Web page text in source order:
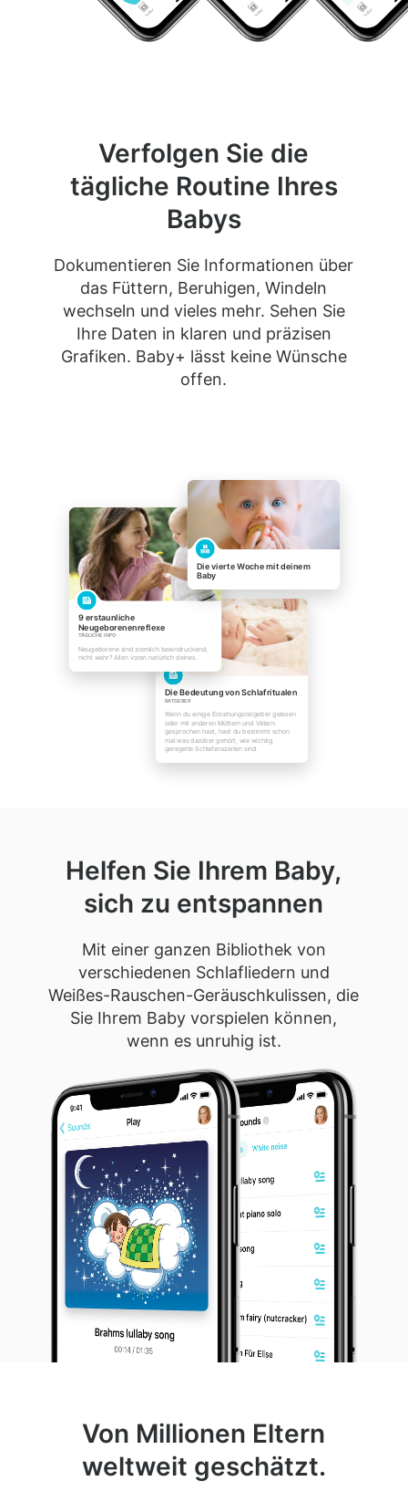
Verfolgen Sie die
tägliche Routine Ihres
Babys
Dokumentieren Sie Informationen über
das Füttern, Beruhigen, Windeln
wechseln und vieles mehr. Sehen Sie
Ihre Daten in klaren und präzisen
Grafiken. Baby+ lässt keine Wünsche
offen.
9 erstaunliche
Neugeborenenreflexe
TÄGLICHE INFO
Neugeborene sind ziemlich beeindruckend,
nicht wahr? Allen voran natürlich deines.
Die Bedeutung von Schlafritualen
RATGEBER
Wenn du einige Erziehungsratgeber gelesen
oder mit anderen Müttern und Vätern
gesprochen hast, hast du bestimmt schon
mal was darüber gehört, wie wichtig
geregelte Schlafenszeiten sind.
Die vierte Woche mit deinem
Baby
Helfen Sie Ihrem Baby,
sich zu entspannen
Mit einer ganzen Bibliothek von
verschiedenen Schlafliedern und
Weißes-Rauschen-Geräuschkulissen, die
Sie Ihrem Baby vorspielen können,
wenn es unruhig ist.
Von Millionen Eltern
weltweit geschätzt.